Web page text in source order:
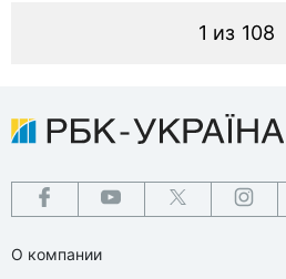
1 из 108
О компании